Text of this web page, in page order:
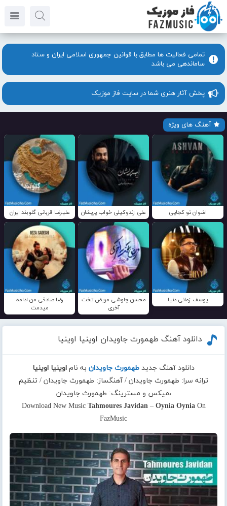
تمامی فعالیت ها مطابق با قوانین جمهوری اسلامی ایران و ستاد
ساماندهی می باشد
پخش آثار هنری شما در سایت فاز موزیک
آهنگ های ویژه
اشوان تو کجایی علی زندوکیلی خواب پریشان علیرضا قربانی گلوبند ایران
یوسف زمانی دنیا
محسن چاوشی مریض تخت
آخری
رضا صادقی من ادامه
میدمت
دانلود آهنگ طهمورث جاویدان اوینیا اوینیا
دانلود آهنگ جدید طهمورث جاویدان به نام اوینیا اوینیا
ترانه سرا: طهمورث جاویدان / آهنگساز: طهمورث جاویدان / تنظیم
،میکس و مسترینگ: طهمورث جاویدان
Download New Music Tahmoures Javidan– Oynia OyniaOn
FazMusic